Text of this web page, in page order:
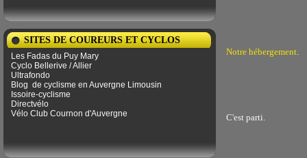
SITES DE COUREURS ET CYCLOS
Les Fadas du Puy Mary
Cyclo Bellerive / Allier
Ultrafondo
Blog de ​​cyclisme en Auvergne Limousin
Issoire-cyclisme
Directvélo
Vélo Club Cournon d'Auvergne
Notre hébergement.
C'est parti.